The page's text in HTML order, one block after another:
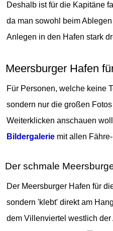
Deshalb ist für die Kapitäne
da man sowohl beim
Anlegen in den Hafen stark
Meersburger Hafen
Für Personen, welche keine
sondern nur die großen
Weiterklicken anschauen
Bildergalerie mit allen
Der schmale
Der Meersburger Hafen für
sondern 'klebt' direkt am
dem Villenviertel westlich der